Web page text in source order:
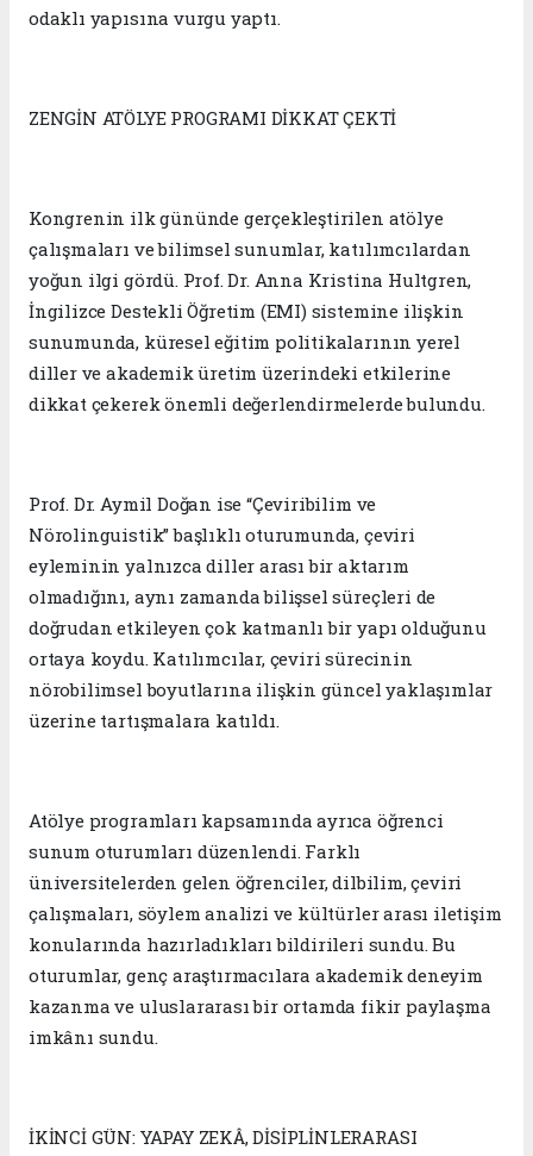
odaklı yapısına vurgu yaptı.
ZENGİN ATÖLYE PROGRAMI DİKKAT ÇEKTİ
Kongrenin ilk gününde gerçekleştirilen atölye
çalışmaları ve bilimsel sunumlar, katılımcılardan
yoğun ilgi gördü. Prof. Dr. Anna Kristina Hultgren,
İngilizce Destekli Öğretim (EMI) sistemine ilişkin
sunumunda, küresel eğitim politikalarının yerel
diller ve akademik üretim üzerindeki etkilerine
dikkat çekerek önemli değerlendirmelerde bulundu.
Prof. Dr. Aymil Doğan ise “Çeviribilim ve
Nörolinguistik” başlıklı oturumunda, çeviri
eyleminin yalnızca diller arası bir aktarım
olmadığını, aynı zamanda bilişsel süreçleri de
doğrudan etkileyen çok katmanlı bir yapı olduğunu
ortaya koydu. Katılımcılar, çeviri sürecinin
nörobilimsel boyutlarına ilişkin güncel yaklaşımlar
üzerine tartışmalara katıldı.
Atölye programları kapsamında ayrıca öğrenci
sunum oturumları düzenlendi. Farklı
üniversitelerden gelen öğrenciler, dilbilim, çeviri
çalışmaları, söylem analizi ve kültürler arası iletişim
konularında hazırladıkları bildirileri sundu. Bu
oturumlar, genç araştırmacılara akademik deneyim
kazanma ve uluslararası bir ortamda fikir paylaşma
imkânı sundu.
İKİNCİ GÜN: YAPAY ZEKÂ, DİSİPLİNLERARASI